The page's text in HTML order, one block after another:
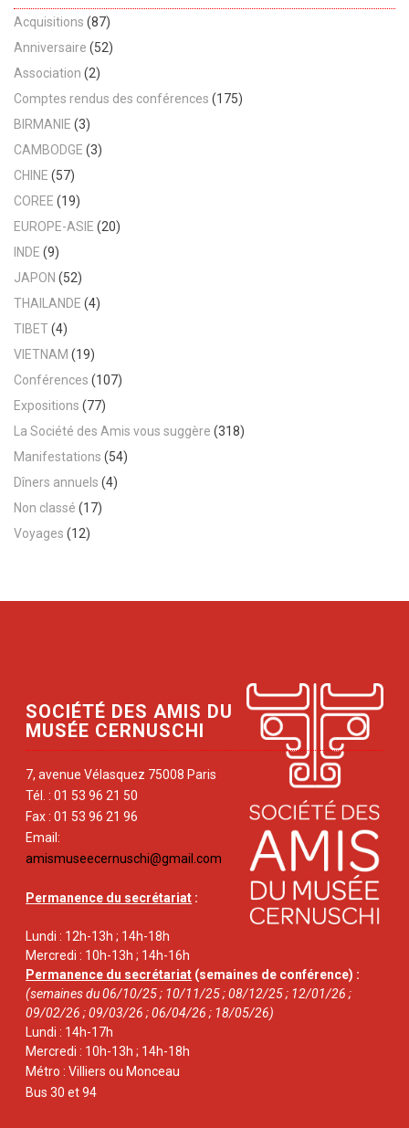
Acquisitions (87)
Anniversaire (52)
Association (2)
Comptes rendus des conférences (175)
BIRMANIE (3)
CAMBODGE (3)
CHINE (57)
COREE (19)
EUROPE-ASIE (20)
INDE (9)
JAPON (52)
THAILANDE (4)
TIBET(4)
VIETNAM (19)
Conférences (107)
Expositions (77)
La Société des Amis vous suggère (318)
Manifestations (54)
Dîners annuels (4)
Non classé (17)
Voyages (12)
SOCIÉTÉ DES AMIS DU
MUSÉE CERNUSCHI
7, avenue Vélasquez 75008 Paris
Tél. : 01 53 96 21 50
Fax : 01 53 96 21 96
Email:
amismuseecernuschi@gmail.com
Permanence du secrétariat :
Lundi : 12h-13h ; 14h-18h
Mercredi : 10h-13h ; 14h-16h
Permanence du secrétariat (semaines de conférence) :
(semaines du 06/10/25 ; 10/11/25 ; 08/12/25 ; 12/01/26 ;
09/02/26 ; 09/03/26 ; 06/04/26 ; 18/05/26)
Lundi : 14h-17h
Mercredi : 10h-13h ; 14h-18h
Métro : Villiers ou Monceau
Bus 30 et 94